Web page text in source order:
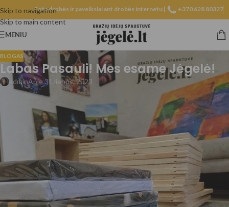
Skip to navigation
Skip to main content
Fotodrobės ir paveikslai ant drobės internetu | +370 628 80327
MENIU
BLOGAS
Labas Pasauli! Mes esame Jėgelė!
adminApie 31 liepos, 2023
Jegele.lt – didžiausia paveikslų parduotuvė Lietuvoje! Jums rašo šio
smagaus puslapio sumanytojas – Liutauras.
2018 metais, pradėjome savo paveikslų gamybos kelionę, pavadinimu:
Gražių idėjų spaustuvė.
2022 tapome Gražių idėjų spaustuvė – Jėgelė.
Ir pagaliau, 2023 metais startuojame su ilgai brandintu projektu:
Jegele.lt
Per šį laiką esame pagaminę daugiau nei 3000 įvairiausių paveikslų,
nudžiugino daugiau nei 2000 laimingų klientų! Dirbame su didžiausia
aistra ir meile. Gaminame tik ant aukščiausios rūšies drobės ir draugiškais